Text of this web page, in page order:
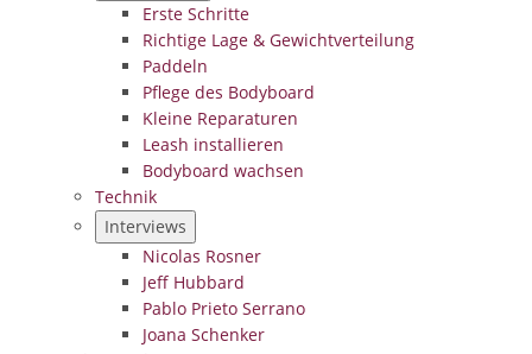
Erste Schritte
Richtige Lage & Gewichtverteilung
Paddeln
Pflege des Bodyboard
Kleine Reparaturen
Leash installieren
Bodyboard wachsen
Technik
Interviews
Nicolas Rosner
Jeff Hubbard
Pablo Prieto Serrano
Joana Schenker